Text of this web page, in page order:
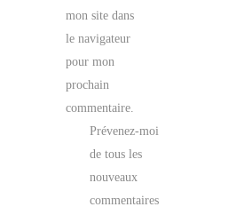
mon site dans
le navigateur
pour mon
prochain
commentaire.
Prévenez-moi
de tous les
nouveaux
commentaires